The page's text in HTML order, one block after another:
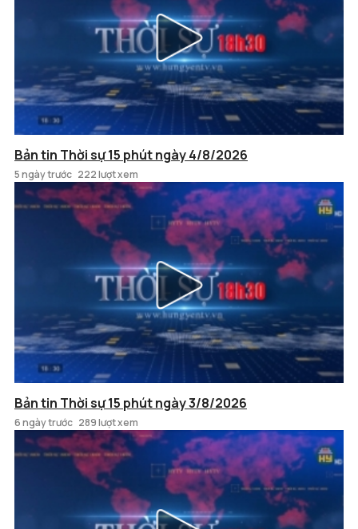
Bản tin Thời sự 15 phút ngày 4/8/2026
5 ngày trước 222 lượt xem
Bản tin Thời sự 15 phút ngày 3/8/2026
6 ngày trước 289 lượt xem